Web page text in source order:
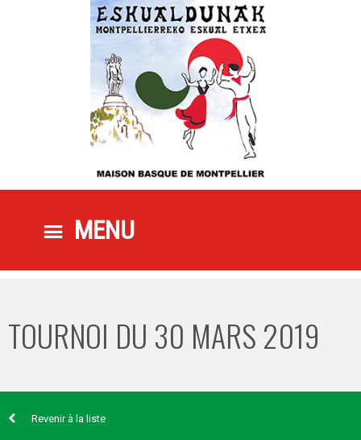
MENU
TOURNOI DU 30 MARS 2019
Revenir à la liste